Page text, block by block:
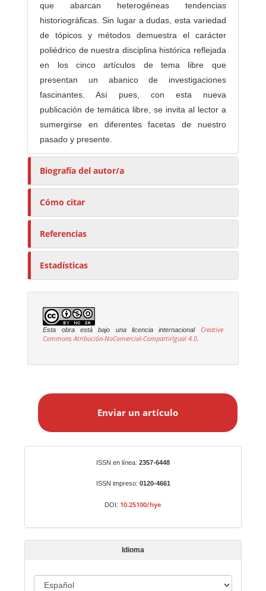
que abarcan heterogéneas tendencias
historiográficas. Sin lugar a dudas, esta variedad
de tópicos y métodos demuestra el carácter
poliédrico de nuestra disciplina histórica reflejada
en los cinco artículos de tema libre que
presentan un abanico de investigaciones
fascinantes. Así pues, con esta nueva
publicación de temática libre, se invita al lector a
sumergirse en diferentes facetas de nuestro
pasado y presente.
Biografía del autor/a
Cómo citar
Referencias
Estadísticas
Esta obra está bajo una licencia internacional
Creative
Commons Atribución-NoComercial-CompartirIgual 4.0
a
t
í
Enviar un artículo
ISSN en línea: 2357-6448
ISSN impreso: 0120-4661
DOI: 10.25100/hye
Idioma